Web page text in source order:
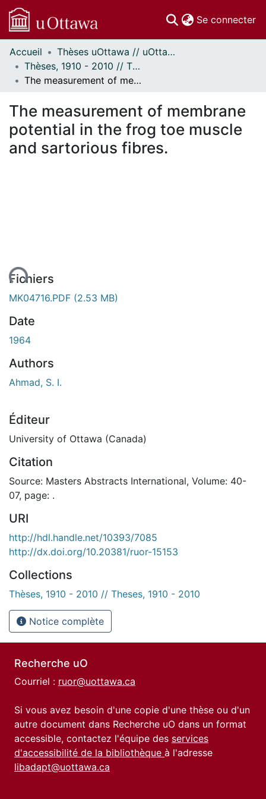
Se connecter
Communautés
et collections
Parcourir
À propos
Accueil
Thèses uOttawa // uOttawa Theses
Thèses, 1910 - 2010 // Theses, 1910 - 2010
The measurement of membrane potential in the frog toe muscle and sartorious fibres.
The measurement of membrane
potential in the frog toe muscle
and sartorious fibres.
Fichiers
MK04716.PDF (2.53 MB)
Date
1964
Authors
Ahmad, S. I.
Éditeur
University of Ottawa (Canada)
Citation
Source: Masters Abstracts International, Volume: 40-
07, page: .
URI
http://hdl.handle.net/10393/7085
http://dx.doi.org/10.20381/ruor-15153
Collections
Thèses, 1910 - 2010 // Theses, 1910 - 2010
Notice complète
Recherche uO
Courriel : ruor@uottawa.ca
Si vous avez besoin d'une copie d'une thèse ou d'un
autre document dans Recherche uO dans un format
accessible, contactez l'équipe des services
d'accessibilité de la bibliothèque à l'adresse
libadapt@uottawa.ca